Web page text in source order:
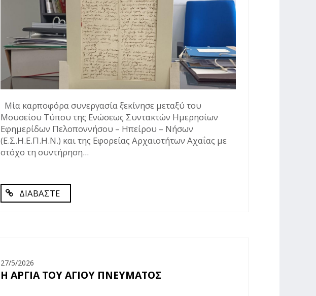
Μία καρποφόρα συνεργασία ξεκίνησε μεταξύ του
Μουσείου Τύπου της Ενώσεως Συντακτών Ημερησίων
Εφημερίδων Πελοποννήσου – Ηπείρου – Νήσων
(Ε.Σ.Η.Ε.Π.Η.Ν.) και της Εφορείας Αρχαιοτήτων Αχαΐας με
στόχο τη συντήρηση...
ΔΙΑΒΑΣΤΕ
27/5/2026
Η ΑΡΓΙΑ ΤΟΥ ΑΓΙΟΥ ΠΝΕΥΜΑΤΟΣ